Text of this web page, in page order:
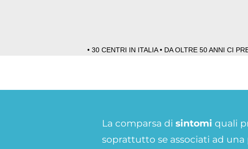
• 30 CENTRI IN ITALIA • DA OLTRE 50 ANNI CI
La comparsa di sintomi quali
soprattutto se associati ad